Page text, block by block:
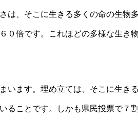
は、そこに生きる多くの命の生物
０倍です。これほどの多様な生き
います。埋め立ては、そこに生き
ることです。しかも県民投票で７